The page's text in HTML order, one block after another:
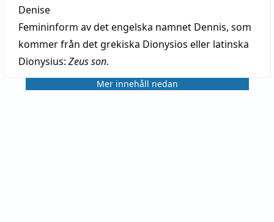
Denise
Femininform av det engelska namnet Dennis, som
kommer från det grekiska Dionysios eller latinska
Dionysius: Zeus son.
Mer innehåll nedan